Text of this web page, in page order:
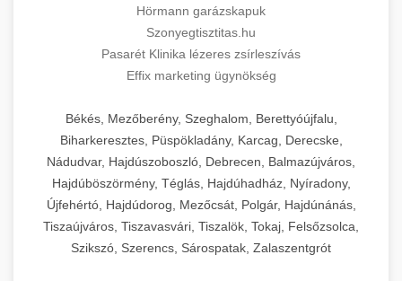
Hörmann garázskapuk
Szonyegtisztitas.hu
Pasarét Klinika lézeres zsírleszívás
Effix marketing ügynökség
Békés, Mezőberény, Szeghalom, Berettyóújfalu,
Biharkeresztes, Püspökladány, Karcag, Derecske,
Nádudvar, Hajdúszoboszló, Debrecen, Balmazújváros,
Hajdúböszörmény, Téglás, Hajdúhadház, Nyíradony,
Újfehértó, Hajdúdorog, Mezőcsát, Polgár, Hajdúnánás,
Tiszaújváros, Tiszavasvári, Tiszalök, Tokaj, Felsőzsolca,
Szikszó, Szerencs, Sárospatak, Zalaszentgrót